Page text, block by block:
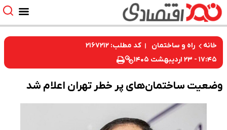
خانه راه و ساختمان
کد مطلب: ۲۱۶۷۲۱۲
۱۷:۴۵ - ۲۳ اردیبهشت ۱۴۰۵
وضعیت ساختمان‌های پر خطر تهران اعلام شد